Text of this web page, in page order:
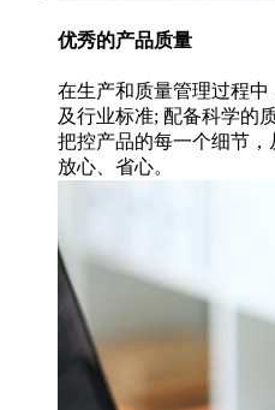
优秀的产品质量
在生产和质量管理过程中
及行业标准; 配备科学的
把控产品的每一个细节
放心、省心。